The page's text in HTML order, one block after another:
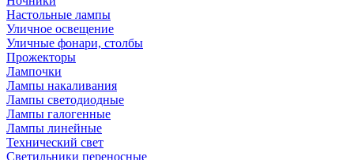
Настольные лампы
Уличное освещение
Уличные фонари, столбы
Прожекторы
Лампочки
Лампы накаливания
Лампы светодиодные
Лампы галогенные
Лампы линейные
Технический свет
Светильники переносные